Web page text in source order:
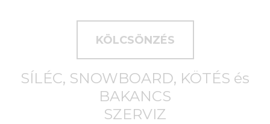
KÖLCSÖNZÉS
SÍLÉC, SNOWBOARD, KÖTÉS és
BAKANCS
SZERVIZ